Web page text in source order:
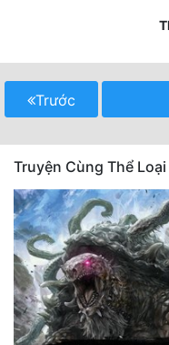
Ngôn Tình
Ngược
Nữ Phụ
Phong Thủy - Tâm Linh
Phương Tây
Phản Phái
Quan Trường
Trước
Truyện Cùng Thể Loại